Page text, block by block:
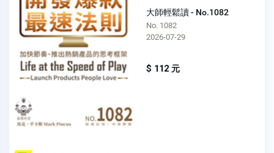
大師輕鬆讀 - No.1082
No. 1082
2026-07-29
$ 112 元